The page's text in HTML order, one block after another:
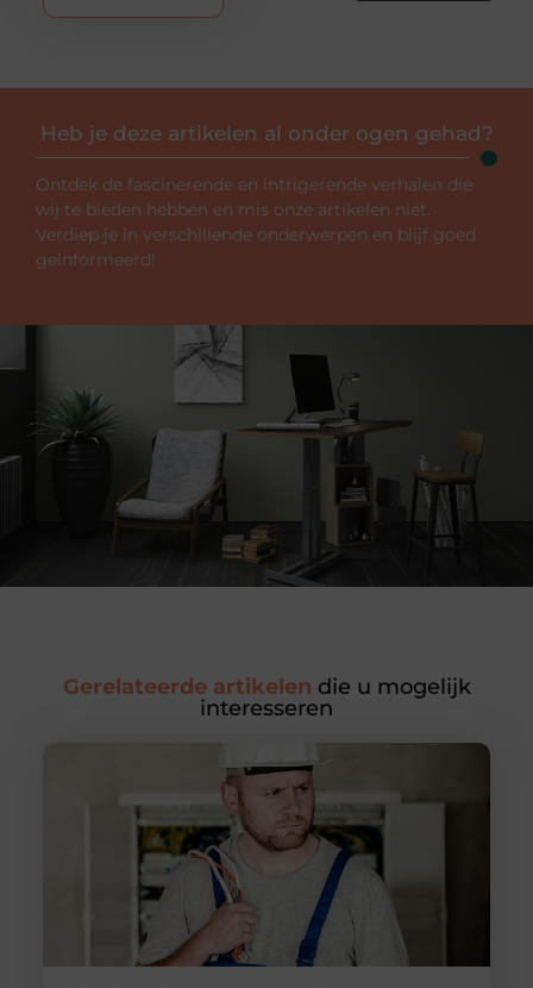
Heb je deze artikelen al onder ogen gehad?
Ontdek de fascinerende en intrigerende verhalen die
wij te bieden hebben en mis onze artikelen niet.
Verdiep je in verschillende onderwerpen en blijf goed
geïnformeerd!
Gerelateerde artikelen die u mogelijk
interesseren